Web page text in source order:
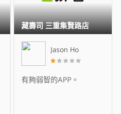
Jason Ho
有夠弱智的APP。
藏壽司 三重集賢路店